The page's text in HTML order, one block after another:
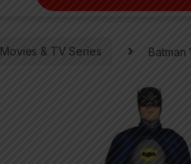
Movies & TV Series Batman